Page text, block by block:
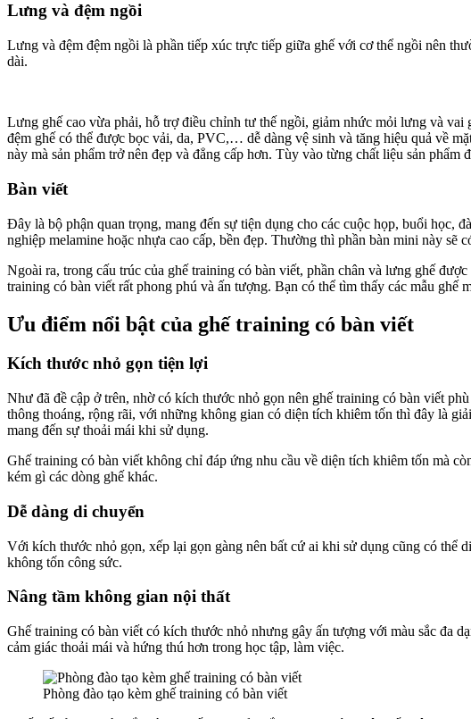
Lưng và đệm ngồi
Lưng và đệm đệm ngồi là phần tiếp xúc trực tiếp giữa ghế với cơ thể ngồi nên
dài.
Lưng ghế cao vừa phải, hỗ trợ điều chỉnh tư thế ngồi, giảm nhức mỏi lưng và
đệm ghế có thể được bọc vải, da, PVC,… dễ dàng vệ sinh và tăng hiệu quả về
này mà sản phẩm trở nên đẹp và đẳng cấp hơn. Tùy vào từng chất liệu sản phẩm
Bàn viết
Đây là bộ phận quan trọng, mang đến sự tiện dụng cho các cuộc họp, buổi học,
nghiệp melamine hoặc nhựa cao cấp, bền đẹp. Thường thì phần bàn mini này
Ngoài ra, trong cấu trúc của ghế training có bàn viết, phần chân và lưng ghế
training có bàn viết rất phong phú và ấn tượng. Bạn có thể tìm thấy các mẫu
Ưu điểm nổi bật của ghế training có bàn viết
Kích thước nhỏ gọn tiện lợi
Như đã đề cập ở trên, nhờ có kích thước nhỏ gọn nên ghế training có bàn viết
thông thoáng, rộng rãi, với những không gian có diện tích khiêm tốn thì đây là
mang đến sự thoải mái khi sử dụng.
Ghế training có bàn viết không chỉ đáp ứng nhu cầu về diện tích khiêm tốn mà
kém gì các dòng ghế khác.
Dễ dàng di chuyển
Với kích thước nhỏ gọn, xếp lại gọn gàng nên bất cứ ai khi sử dụng cũng có thể
không tốn công sức.
Nâng tầm không gian nội thất
Ghế training có bàn viết có kích thước nhỏ nhưng gây ấn tượng với màu sắc đa
cảm giác thoải mái và hứng thú hơn trong học tập, làm việc.
Phòng đào tạo kèm ghế training có bàn viết